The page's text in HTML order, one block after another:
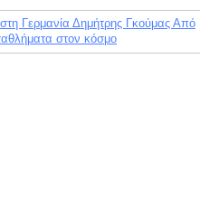
Γερμανία Δημήτρης Γκούμας Από
στον κόσμο